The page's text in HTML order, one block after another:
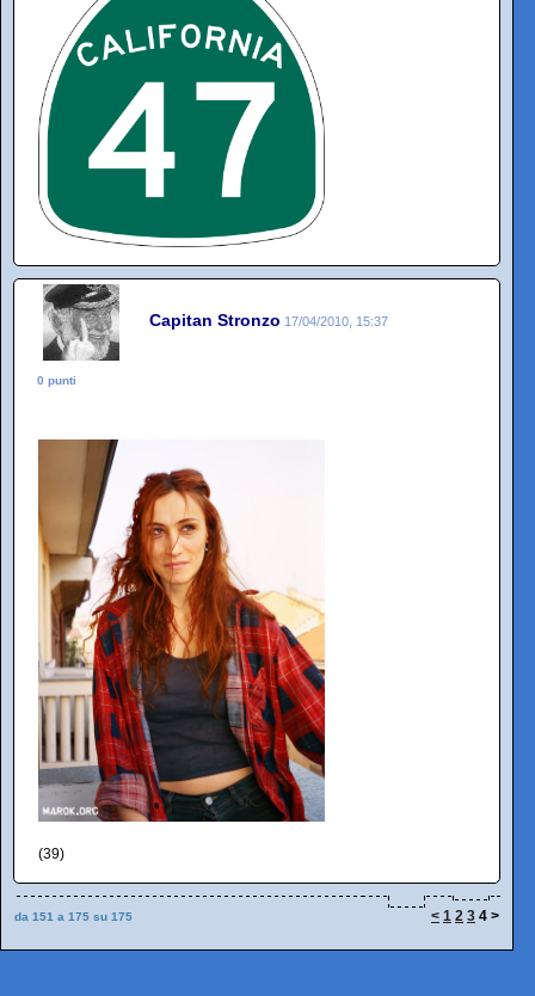
Capitan Stronzo 17/04/2010, 15:37
0 punti
(39)
da 151 a 175 su 175 < 1 2 3 4 >